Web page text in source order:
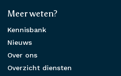
Meer weten?
Kennisbank
Nieuws
Over ons
Overzicht diensten